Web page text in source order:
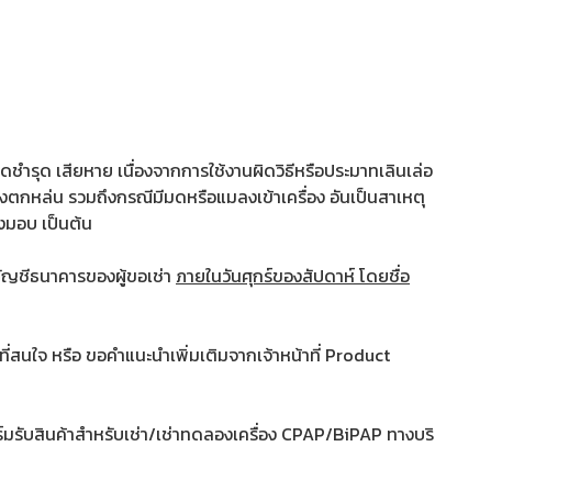
รุด เสียหาย เนื่องจากการใช้งานผิดวิธีหรือประมาทเลินเล่อ
งตกหล่น รวมถึงกรณีมีมดหรือแมลงเข้าเครื่อง อันเป็นสาเหตุ
มอบ เป็นต้น
ชีธนาคารของผู้ขอเช่า ภายในวันศุกร์ของสัปดาห์ โดยชื่อ
สนใจ หรือ ขอคำแนะนำเพิ่มเติมจากเจ้าหน้าที่ Product
บสินค้าสำหรับเช่า/เช่าทดลองเครื่อง CPAP/BiPAP ทางบริ